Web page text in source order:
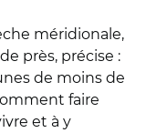
méridionale,
près, précise :
de moins de
faire
et à y